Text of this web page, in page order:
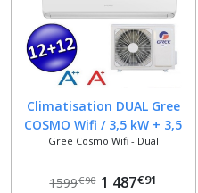
Climatisation DUAL Gree
COSMO Wifi / 3,5 kW + 3,5
kW / 12000 BTU + 12000 BTU
Google Home
Gree Cosmo Wifi - Dual
1599€90 1 487€91